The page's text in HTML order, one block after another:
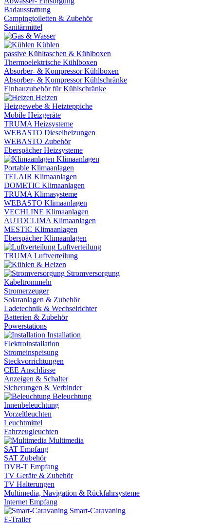
Badausstattung
Campingtoiletten & Zubehör
Sanitärmittel
Kühlen
passive Kühltaschen & Kühlboxen
Thermoelektrische Kühlboxen
Absorber- & Kompressor Kühlboxen
Absorber- & Kompressor Kühlschränke
Einbauzubehör für Kühlschränke
Heizen
Heizgewebe & Heizteppiche
Mobile Heizgeräte
TRUMA Heizsysteme
WEBASTO Dieselheizungen
WEBASTO Zubehör
Eberspächer Heizsysteme
Klimaanlagen
Portable Klimaanlagen
TELAIR Klimaanlagen
DOMETIC Klimaanlagen
TRUMA Klimasysteme
WEBASTO Klimaanlagen
VECHLINE Klimaanlagen
AUTOCLIMA Klimaanlagen
MESTIC Klimaanlagen
Eberspächer Klimaanlagen
Luftverteilung
TRUMA Luftverteilung
Stromversorgung
Kabeltrommeln
Stromerzeuger
Solaranlagen & Zubehör
Ladetechnik & Wechselrichter
Batterien & Zubehör
Powerstations
Installation
Elektroinstallation
Stromeinspeisung
Steckvorrichtungen
CEE Anschlüsse
Anzeigen & Schalter
Sicherungen & Verbinder
Beleuchtung
Innenbeleuchtung
Vorzeltleuchten
Leuchtmittel
Fahrzeugleuchten
Multimedia
SAT Empfang
SAT Zubehör
DVB-T Empfang
TV Geräte & Zubehör
TV Halterungen
Multimedia, Navigation & Rückfahrsysteme
Internet Empfang
Smart-Caravaning
E-Trailer